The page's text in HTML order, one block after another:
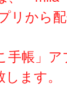
リから
手帳」ア
ます。